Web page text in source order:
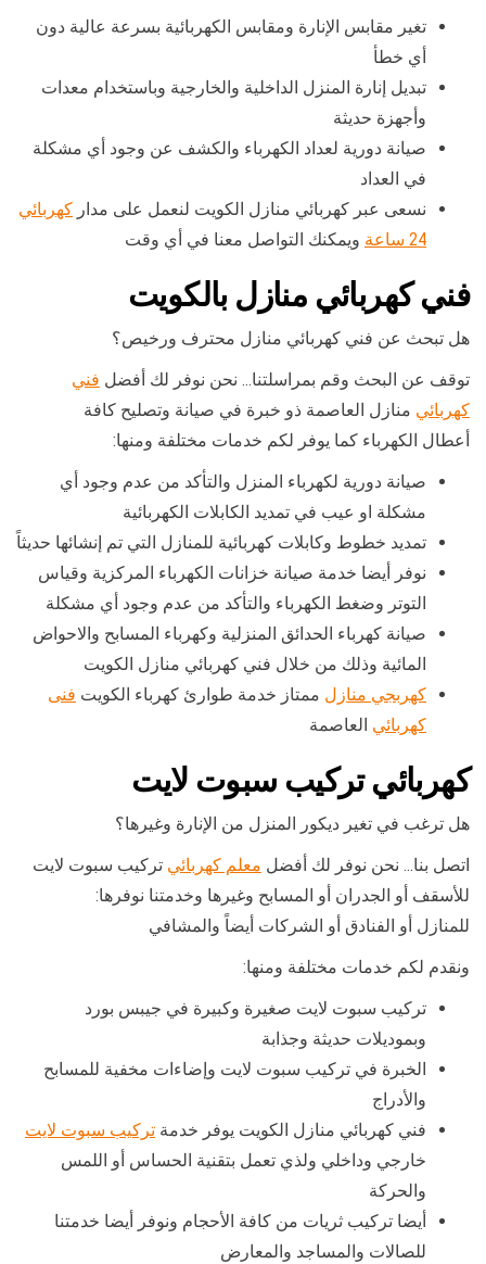
تغير مقابس الإنارة ومقابس الكهربائية بسرعة عالية دون
أي خطأ
تبديل إنارة المنزل الداخلية والخارجية وباستخدام معدات
وأجهزة حديثة
صيانة دورية لعداد الكهرباء والكشف عن وجود أي مشكلة
في العداد
نسعى عبر كهربائي منازل الكويت لنعمل على مدار كهربائي
24 ساعة
ويمكنك التواصل معنا في أي وقت
فني كهربائي منازل بالكويت
هل تبحث عن فني كهربائي منازل محترف ورخيص؟
توقف عن البحث وقم بمراسلتنا… نحن نوفر لك أفضل فني
كهربائي منازل العاصمة ذو خبرة في صيانة وتصليح كافة
أعطال الكهرباء كما يوفر لكم خدمات مختلفة ومنها:
صيانة دورية لكهرباء المنزل والتأكد من عدم وجود أي
مشكلة او عيب في تمديد الكابلات الكهربائية
تمديد خطوط وكابلات كهربائية للمنازل التي تم إنشائها حديثاً
نوفر أيضا خدمة صيانة خزانات الكهرباء المركزية وقياس
التوتر وضغط الكهرباء والتأكد من عدم وجود أي مشكلة
صيانة كهرباء الحدائق المنزلية وكهرباء المسابح والاحواض
المائية وذلك من خلال فني كهربائي منازل الكويت
كهربجي منازل ممتاز خدمة طوارئ كهرباء الكويت فنى
كهربائي العاصمة
كهربائي تركيب سبوت لايت
هل ترغب في تغير ديكور المنزل من الإنارة وغيرها؟
اتصل بنا… نحن نوفر لك أفضل معلم كهربائي تركيب سبوت لايت
للأسقف أو الجدران أو المسابح وغيرها وخدمتنا نوفرها:
للمنازل أو الفنادق أو الشركات أيضاً والمشافي
ونقدم لكم خدمات مختلفة ومنها:
تركيب سبوت لايت صغيرة وكبيرة في جيبس بورد
وبموديلات حديثة وجذابة
الخبرة في تركيب سبوت لايت وإضاءات مخفية للمسابح
والأدراج
فني كهربائي منازل الكويت يوفر خدمة تركيب سبوت لايت
خارجي وداخلي ولذي تعمل بتقنية الحساس أو اللمس
والحركة
أيضا تركيب ثريات من كافة الأحجام ونوفر أيضا خدمتنا
للصالات والمساجد والمعارض